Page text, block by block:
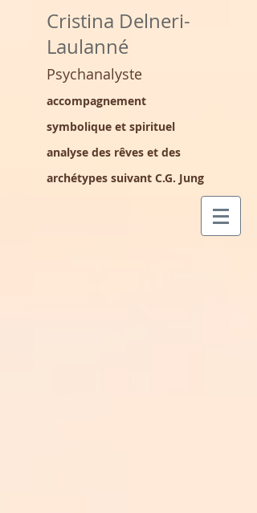
Cristina Delneri-
Laulanné
Psychanalyste
accompagnement
symbolique et spirituel
analyse des rêves et des
archétypes suivant C.G. Jung